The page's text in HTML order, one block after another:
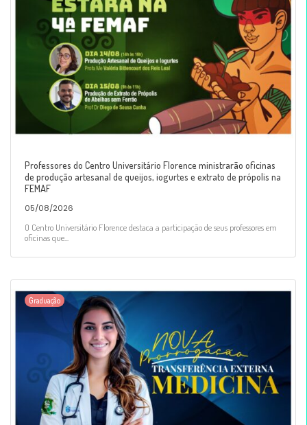
Professores do Centro Universitário Florence ministrarão oficinas
de produção artesanal de queijos, iogurtes e extrato de própolis na
FEMAF
05/08/2026
O Centro Universitário Florence destaca a participação de seus professores em
oficinas que...
Graduação